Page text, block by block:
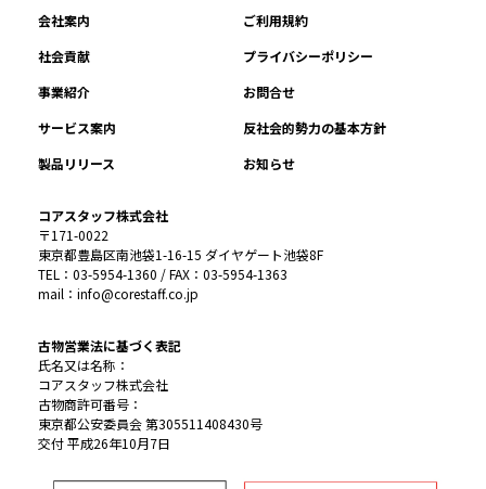
会社案内
ご利用規約
社会貢献
プライバシーポリシー
事業紹介
お問合せ
サービス案内
反社会的勢力の基本方針
製品リリース
お知らせ
コアスタッフ株式会社
〒171-0022
東京都豊島区南池袋1-16-15 ダイヤゲート池袋8F
TEL：03-5954-1360 / FAX：03-5954-1363
mail：info@corestaff.co.jp
古物営業法に基づく表記
氏名又は名称：
コアスタッフ株式会社
古物商許可番号：
東京都公安委員会 第305511408430号
交付 平成26年10月7日